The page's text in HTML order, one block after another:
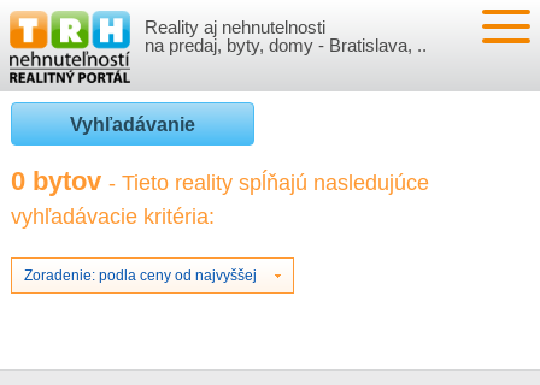
Reality aj nehnutelnosti
na predaj, byty, domy - Bratislava, ..
NEHNUTEĽNOSTI
BYTY
NOVOSTAVBY
NEBYTOVÉ PRIESTORY
VLOŽIŤ NEHNUTEĽNOSTI
PRIHLÁSENIE
REGISTRÁCIA
VÝVOJ CIEN REALÍT
ČLÁNKY O REALITÁCH
Vyhľadávanie
0 bytov - Tieto reality spĺňajú nasledujúce
vyhľadávacie kritéria:
Zoradenie: podla ceny od najvyššej